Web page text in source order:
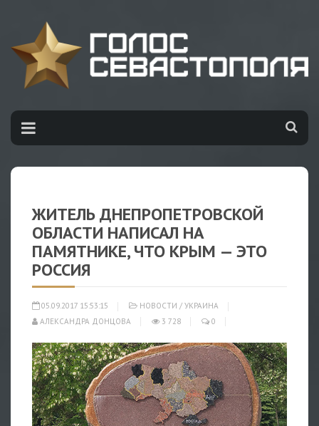
ЖИТЕЛЬ ДНЕПРОПЕТРОВСКОЙ
ОБЛАСТИ НАПИСАЛ НА
ПАМЯТНИКЕ, ЧТО КРЫМ — ЭТО
РОССИЯ
05.09.2017 15:53:15 НОВОСТИ / УКРАИНА
АЛЕКСАНДРА ДОНЦОВА
3 728 0